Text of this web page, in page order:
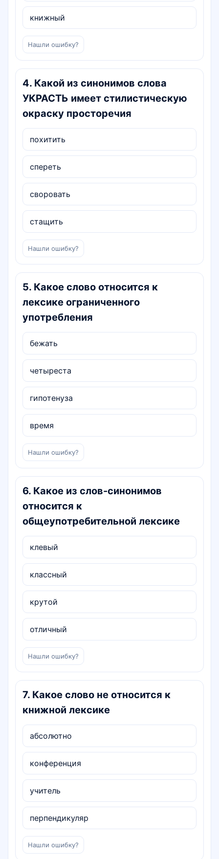
книжный
Нашли ошибку?
4. Какой из синонимов слова
УКРАСТЬ имеет стилистическую
окраску просторечия
похитить
спереть
своровать
стащить
Нашли ошибку?
5. Какое слово относится к
лексике ограниченного
употребления
бежать
четыреста
гипотенуза
время
Нашли ошибку?
6. Какое из слов-синонимов
относится к
общеупотребительной лексике
клевый
классный
крутой
отличный
Нашли ошибку?
7. Какое слово не относится к
книжной лексике
абсолютно
конференция
учитель
перпендикуляр
Нашли ошибку?